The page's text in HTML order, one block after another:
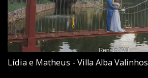
Lídia e Matheus - Villa Alba Valinhos